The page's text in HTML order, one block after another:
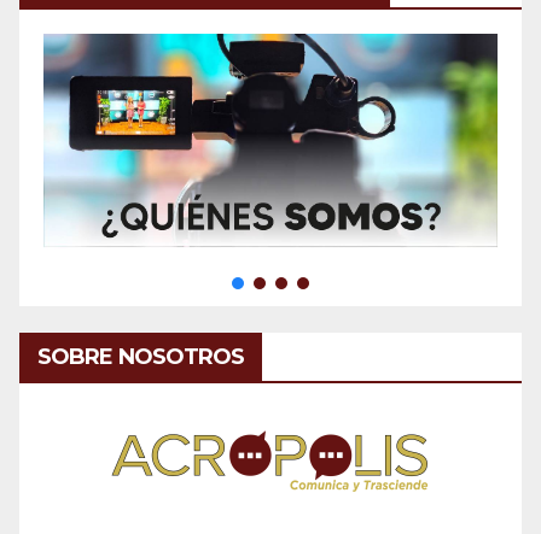
SOBRE NOSOTROS